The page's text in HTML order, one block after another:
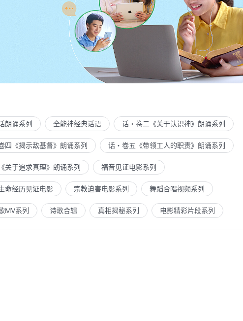
朗诵系列 全能神经典话语 话・卷二《关于认识神》朗诵系列
四《揭示敌基督》朗诵系列 话・卷五《带领工人的职责》朗诵系列
关于追求真理》朗诵系列 福音见证电影系列
命经历见证电影 宗教迫害电影系列 舞蹈合唱视频系列
MV系列 诗歌合辑 真相揭秘系列 电影精彩片段系列